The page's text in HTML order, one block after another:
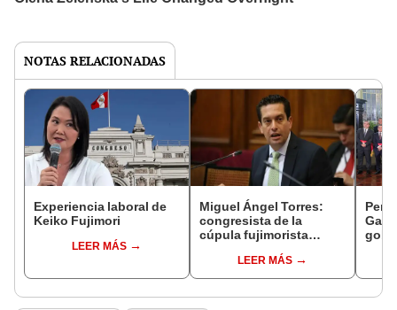
NOTAS RELACIONADAS
Experiencia laboral de
Keiko Fujimori
LEER MÁS
Miguel Ángel Torres:
congresista de la
cúpula fujimorista
del SenadoLEER MÁS